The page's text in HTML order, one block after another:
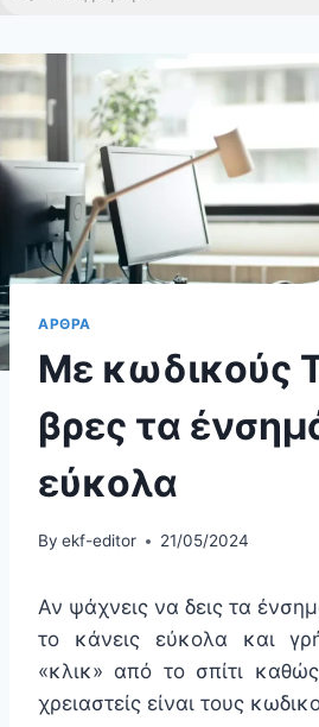
ΑΡΘΡΑ
Με κωδικούς
βρες τα
εύκολα
By ekf-editor 21/05/2024
Αν ψάχνεις να δεις τα
το κάνεις εύκολα και
«κλικ» από το σπίτι
χρειαστείς είναι τους